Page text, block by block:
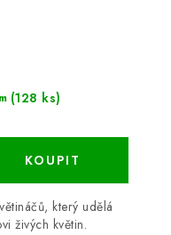
(128 ks)
který udělá
živých květin.